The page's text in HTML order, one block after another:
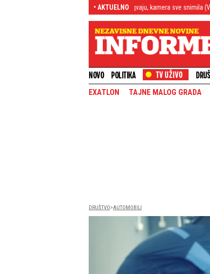
• AKTUELNO
stadiona: Bizarna scena u Urugvaju, kamera sve snimila (VIDEO)
NOVO POLITIKA
EXATLON TAJNE MALOG GRADA
DRUŠTVO AUTOMOBILI